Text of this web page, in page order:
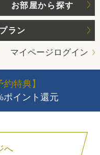
お部屋から探す
ラン
マイページログイン
約特典】
ポイント還元
へ